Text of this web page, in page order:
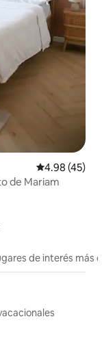
Calificación
4.98 (45)
de Mariam
de interés más